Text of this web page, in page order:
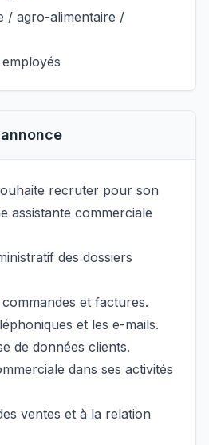
/ agro-alimentaire /
recruter pour son
assistante commerciale
des dossiers
et factures.
et les e-mails.
de données clients.
dans ses activités
ventes et à la relation